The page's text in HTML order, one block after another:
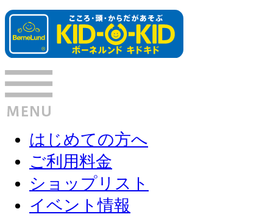
はじめての方へ
ご利用料金
ショップリスト
イベント情報